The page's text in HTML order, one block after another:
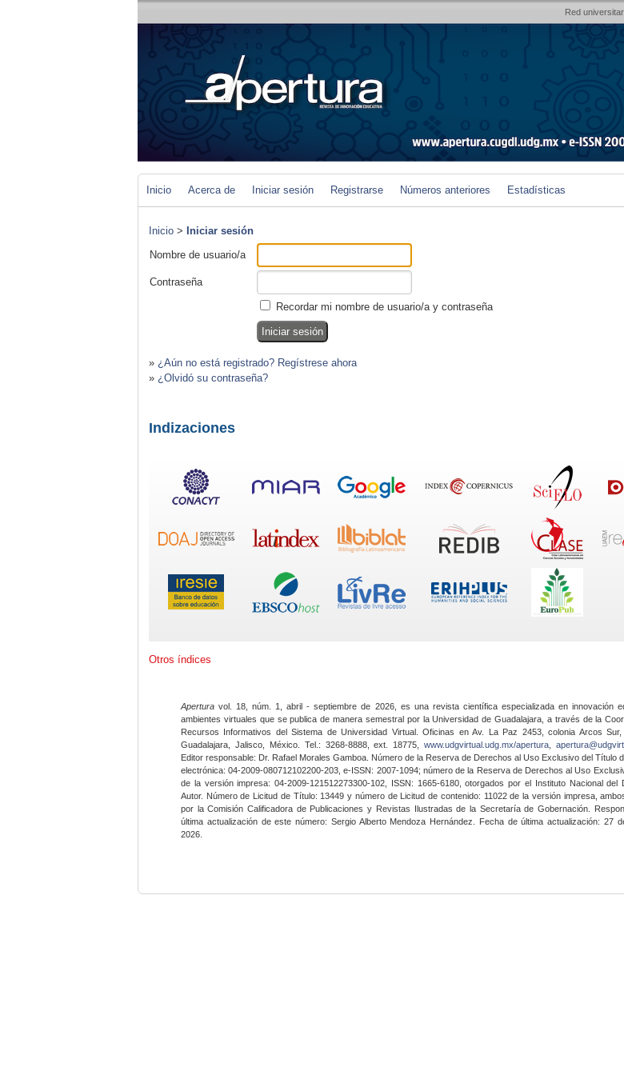
Red
Inicio Acerca de Iniciar sesión Registrarse Números anteriores Estadísticas
Inicio > Iniciar sesión
Nombre de usuario/a
Contraseña
Recordar mi nombre de usuario/a y contraseña
» ¿Aún no está registrado? Regístrese ahora
» ¿Olvidó su contraseña?
Indizaciones
Otros índices
Apertura vol. 18, núm. 1, abril - septiembre de 2026, es una revista científica especializada en innovación
ambientes virtuales que se publica de manera semestral por la Universidad de Guadalajara, a través de la
Recursos Informativos del Sistema de Universidad Virtual. Oficinas en Av. La Paz 2453, colonia Arcos Sur,
Guadalajara, Jalisco, México. Tel.: 3268-8888, ext. 18775,www.udgvirtual.udg.mx/apertura
Editor responsable: Dr. Rafael Morales Gamboa. Número de la Reserva de Derechos al Uso Exclusivo del Título
electrónica: 04-2009-080712102200-203, e-ISSN: 2007-1094; número de la Reserva de Derechos al Uso
de la versión impresa: 04-2009-121512273300-102, ISSN: 1665-6180, otorgados por el Instituto Nacional del
Autor. Número de Licitud de Título: 13449 y número de Licitud de contenido: 11022 de la versión impresa,
por la Comisión Calificadora de Publicaciones y Revistas Ilustradas de la Secretaría de Gobernación.
última actualización de este número: Sergio Alberto Mendoza Hernández. Fecha de última actualización: 27
2026.